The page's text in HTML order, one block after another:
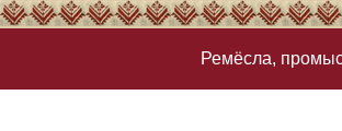
Ремёсла,